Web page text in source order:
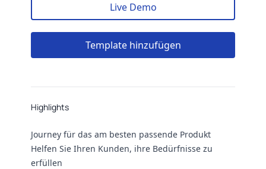
Live Demo
Template hinzufügen
Highlights
Journey für das am besten passende Produkt
Helfen Sie Ihren Kunden, ihre Bedürfnisse zu
erfüllen